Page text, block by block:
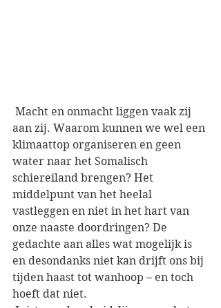
aan zij. Waarom kunnen we wel een
klimaattop organiseren en geen
water naar het Somalisch
schiereiland brengen? Het
middelpunt van het heelal
vastleggen en niet in het hart van
onze naaste doordringen? De
gedachte aan alles wat mogelijk is
en desondanks niet kan drijft ons bij
tijden haast tot wanhoop – en toch
hoeft dat niet.